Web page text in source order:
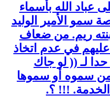
عباد الله بأسماء
الأمير الوليد
ريم. من ضعاف
في عدم اتخاذ
لـ (( لو جاك
سموه أو سموها
!!! ؟.